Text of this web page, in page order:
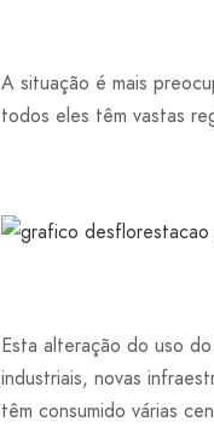
A situação é mais
todos eles têm vastas
Esta alteração do uso
industriais, novas
têm consumido várias